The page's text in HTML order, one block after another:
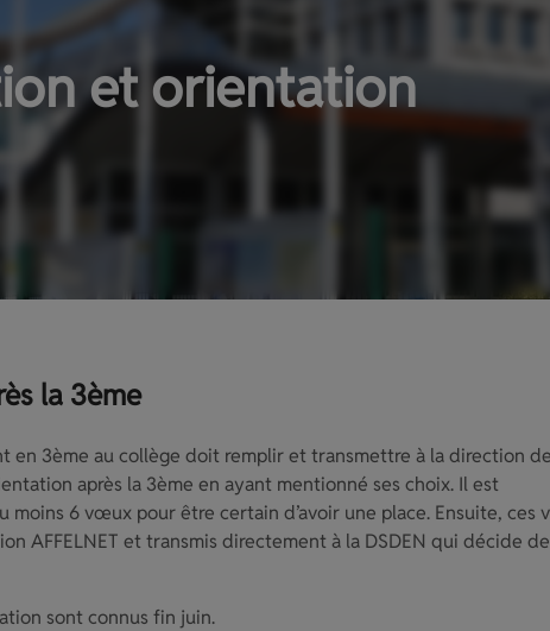
et orientation
la 3ème
en 3ème au collège doit remplir et transmettre à la direction
après la 3ème en ayant mentionné ses choix. Il est
moins 6 vœux pour être certain d’avoir une place. Ensuite, ces
AFFELNET et transmis directement à la DSDEN qui décide de
sont connus fin juin.